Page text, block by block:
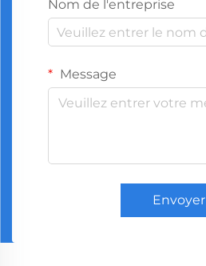
Nom de l'entreprise
Message
Envoyer